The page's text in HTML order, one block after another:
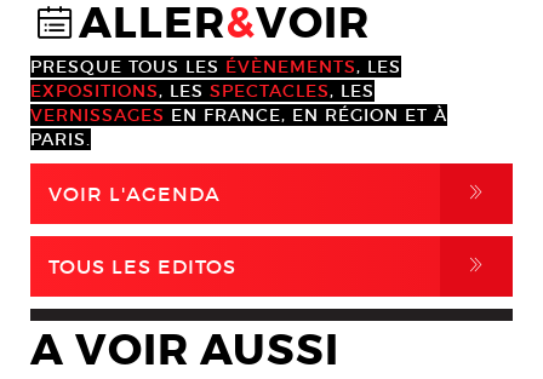
@ALLER&VOIR
PRESQUE TOUS LES ÉVÈNEMENTS, LES
EXPOSITIONS, LES SPECTACLES, LES
VERNISSAGES EN FRANCE, EN RÉGION ET À
PARIS.
VOIR L'AGENDA ,
TOUS LES EDITOS ,
A VOIR AUSSI